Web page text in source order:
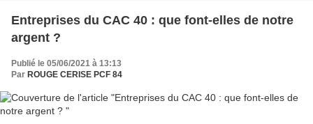
Entreprises du CAC 40 : que font-elles de notre
argent ?
Publié le 05/06/2021 à 13:13
Par ROUGE CERISE PCF 84